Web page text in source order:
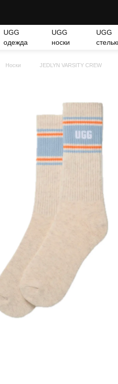
UGG
одежда
UGG
носки
UGG
Носки JEDLYN VARSITY CREW